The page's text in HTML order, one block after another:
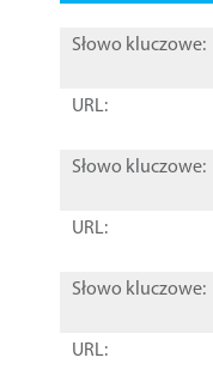
Słowo kluczowe:
URL:
Słowo kluczowe:
URL:
Słowo kluczowe:
URL: